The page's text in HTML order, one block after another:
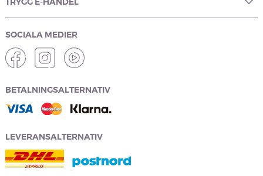
SOCIALA MEDIER
BETALNINGSALTERNATIV
LEVERANSALTERNATIV